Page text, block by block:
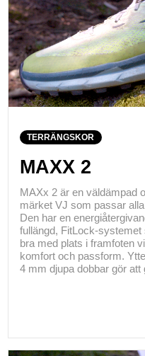
TERRÄNGSKOR
MAXX 2
MAXx 2 är en väldämpad
märket VJ som passar
Den har en
fullängd, FitLock-
bra med plats i framfoten
komfort och passform.
4 mm djupa dobbar gör att